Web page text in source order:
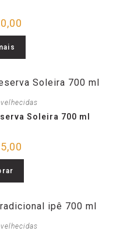
Soleira 700 ml